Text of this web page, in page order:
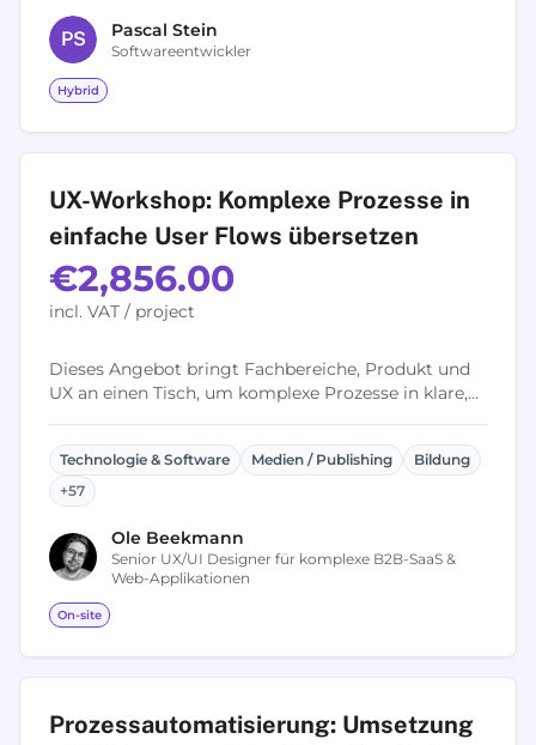
Hybride Apps für Mobile...
PS Pascal Stein
Softwareentwickler
Hybrid
UX-Workshop: Komplexe Prozesse in
einfache User Flows übersetzen
€2,856.00
incl. VAT / project
Dieses Angebot bringt Fachbereiche, Produkt und
UX an einen Tisch, um komplexe Prozesse in klare,
Workshop schafft ein gemeinsames...
Technologie & Software Medien / Publishing
Bildung
+57
Ole Beekmann
Senior UX/UI Designer für komplexe B2B-SaaS &
Web-Applikationen
On-site
Prozessautomatisierung: Umsetzung